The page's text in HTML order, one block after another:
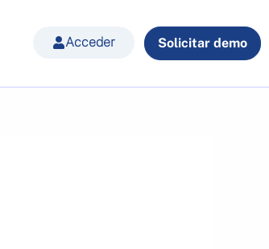
Acceder Solicitar demo